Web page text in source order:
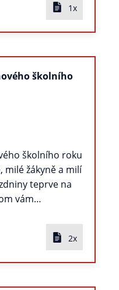
1x
školního
školního roku
milé žákyně a milí
teprve na
vám…
2x